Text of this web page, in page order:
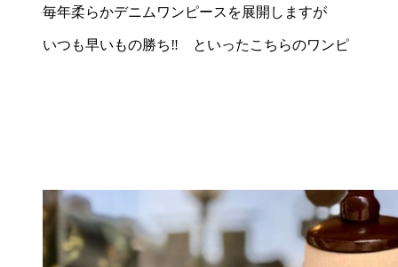
毎年柔らかデニムワンピースを展開しますが
いつも早いもの勝ち‼︎ といったこちらのワンピ